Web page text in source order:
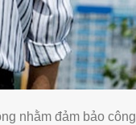
nhằm đảm bảo công